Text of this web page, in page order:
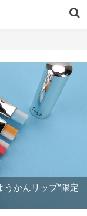
かんリップ”限定